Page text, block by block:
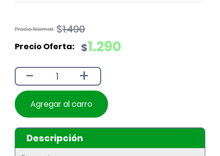
$1.490
El
original
$1.490.
$1.290
El
actual
$1.290.
- +
Agregar al carro
Descripción